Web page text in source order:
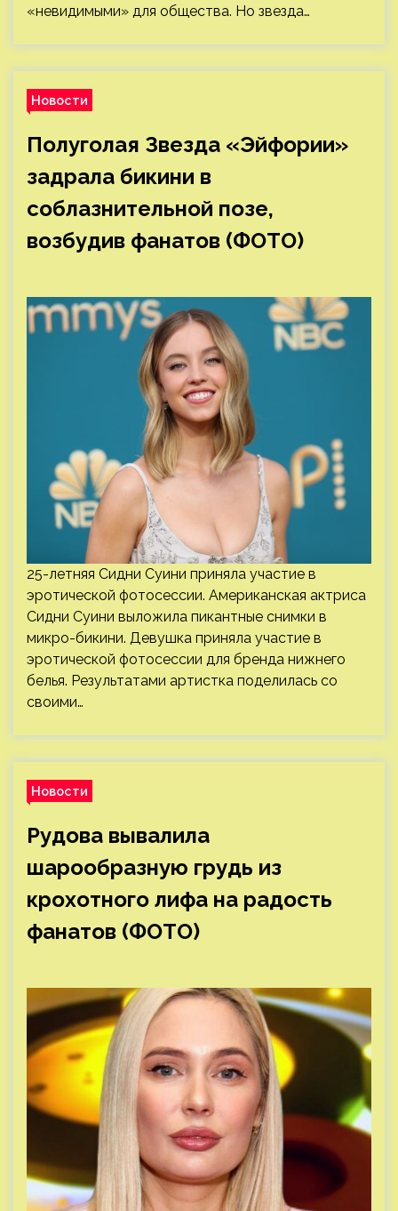
«невидимыми» для общества. Но звезда…
Новости
Полуголая Звезда «Эйфории»
задрала бикини в
соблазнительной позе,
возбудив фанатов (ФОТО)
25-летняя Сидни Суини приняла участие в
эротической фотосессии. Американская актриса
Сидни Суини выложила пикантные снимки в
микро-бикини. Девушка приняла участие в
эротической фотосессии для бренда нижнего
белья. Результатами артистка поделилась со
своими…
Новости
Рудова вывалила
шарообразную грудь из
крохотного лифа на радость
фанатов (ФОТО)